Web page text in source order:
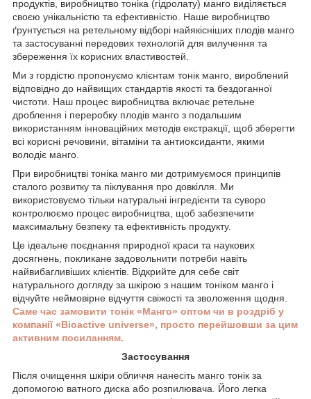
продуктів, виробництво тоніка (гідролату) манго виділяється
своєю унікальністю та ефективністю. Наше виробництво
ґрунтується на ретельному відборі найякісніших плодів манго
та застосуванні передових технологій для вилучення та
збереження їх корисних властивостей.
Ми з гордістю пропонуємо клієнтам тонік манго, вироблений
відповідно до найвищих стандартів якості та бездоганної
чистоти. Наш процес виробництва включає ретельне
дроблення і переробку плодів манго з подальшим
використанням інноваційних методів екстракції, щоб зберегти
всі корисні речовини, вітаміни та антиоксиданти, якими
володіє манго.
При виробництві тоніка манго ми дотримуємося принципів
сталого розвитку та піклування про довкілля. Ми
використовуємо тільки натуральні інгредієнти та суворо
контролюємо процес виробництва, щоб забезпечити
максимальну безпеку та ефективність продукту.
Це ідеальне поєднання природної краси та наукових
досягнень, покликане задовольнити потреби навіть
найвибагливіших клієнтів. Відкрийте для себе світ
натурального догляду за шкірою з нашим тоніком манго і
відчуйте неймовірне відчуття свіжості та зволоження щодня.
Саме час замовити тонік «Манго» оптом чи в роздріб у
компанії «Bioactive universe», просто перейшовши за цим
активним посиланням.
Застосування
Після очищення шкіри обличчя нанесіть манго тонік за
допомогою ватного диска або розпилювача. Його легка